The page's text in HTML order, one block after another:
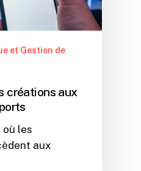
et Gestion de
créations aux
où les
aux